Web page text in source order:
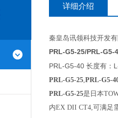
详细介绍
秦皇岛讯领科技开发
PRL-G5-25/PRL-G5-
PRL-G5-40 长度有：
PRL-G5-25,PRL-G5-
PRL-G5-25是日本
内EX DII CT4,可满足